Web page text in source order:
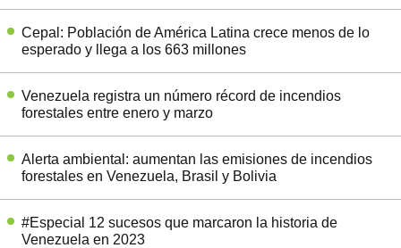
Cepal: Población de América Latina crece menos de lo
esperado y llega a los 663 millones
Venezuela registra un número récord de incendios
forestales entre enero y marzo
Alerta ambiental: aumentan las emisiones de incendios
forestales en Venezuela, Brasil y Bolivia
#Especial 12 sucesos que marcaron la historia de
Venezuela en 2023